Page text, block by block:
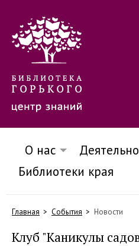
О нас
Библиотеки края
Главная События Новости
Клуб "Каникулы